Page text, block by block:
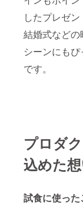
したプレゼ
結婚式など
シーンにも
です。
プロダ
込めた
試食に使っ